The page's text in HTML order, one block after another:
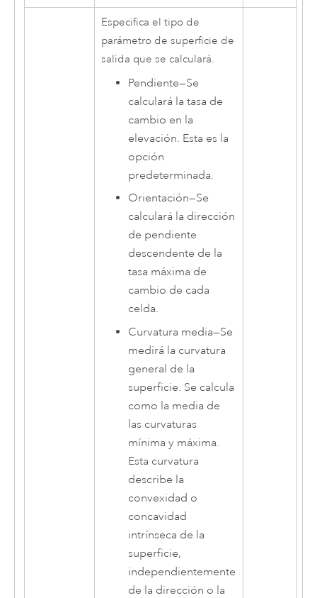
Especifica el tipo de
parámetro de superficie de
salida que se calculará.
Pendiente—Se
calculará la tasa de
cambio en la
elevación. Esta es la
opción
predeterminada.
Orientación—Se
calculará la dirección
de pendiente
descendente de la
tasa máxima de
cambio de cada
celda.
Curvatura media—Se
medirá la curvatura
general de la
superficie. Se calcula
como la media de
las curvaturas
mínima y máxima.
Esta curvatura
describe la
convexidad o
concavidad
intrínseca de la
superficie,
independientemente
de la dirección o la